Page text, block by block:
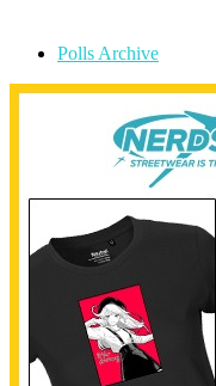
Polls Archive